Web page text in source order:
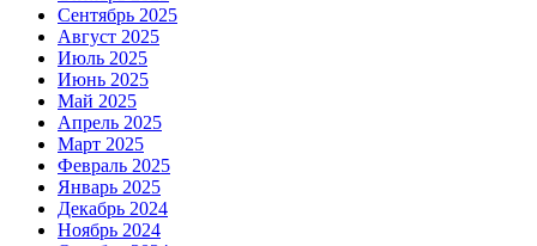
Сентябрь 2025
Август 2025
Июль 2025
Июнь 2025
Май 2025
Апрель 2025
Март 2025
Февраль 2025
Январь 2025
Декабрь 2024
Ноябрь 2024